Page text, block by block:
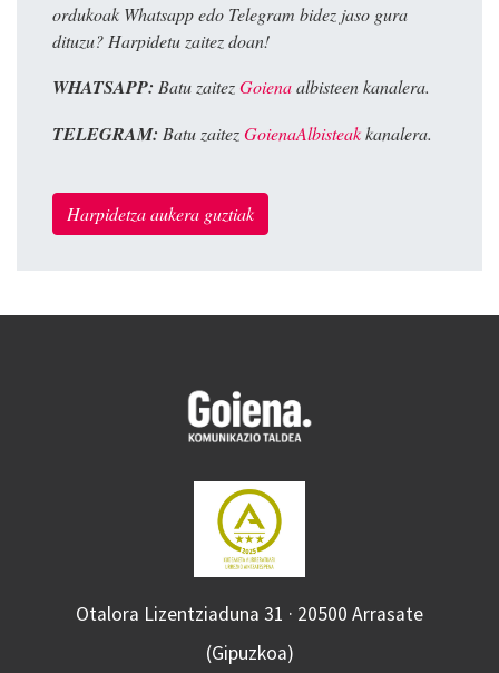
ordukoak Whatsapp edo Telegram bidez jaso gura
dituzu? Harpidetu zaitez doan!
WHATSAPP: Batu zaitezGoienaalbisteen kanalera.
TELEGRAM: Batu zaitezGoienaAlbisteakkanalera.
Harpidetza aukera guztiak
Otalora Lizentziaduna 31 · 20500 Arrasate
(Gipuzkoa)